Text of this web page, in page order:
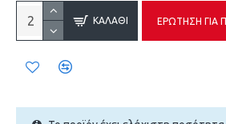
ΚΑΛΆΘΙ ΕΡΏΤΗΣΗ ΓΙΑ